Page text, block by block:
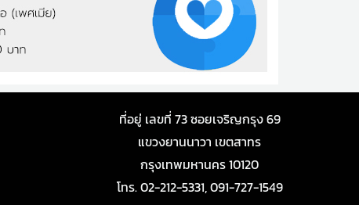
ที่อยู่ เลขที่ 73 ซอยเจริญกรุง 69
แขวงยานนาวา เขตสาทร
กรุงเทพมหานคร 10120
โทร. 02-212-5331, 091-727-1549